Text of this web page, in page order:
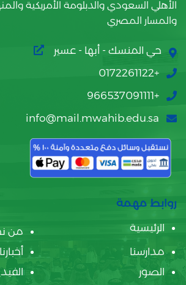
الأهلي السعودي والدبلومة الأمريكية
والمسار المصري
حي المنسك - أبها - عسير
+0172261122
+966537091111
info@mail.mwahib.edu.sa
روابط مهمة
الرئيسية
من
مدارسنا
أخبارنا
الصور